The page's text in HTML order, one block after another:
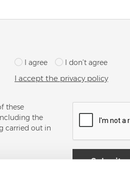
I agree I don’t agree
I accept the privacy policy
these
the
carried out in
Submit